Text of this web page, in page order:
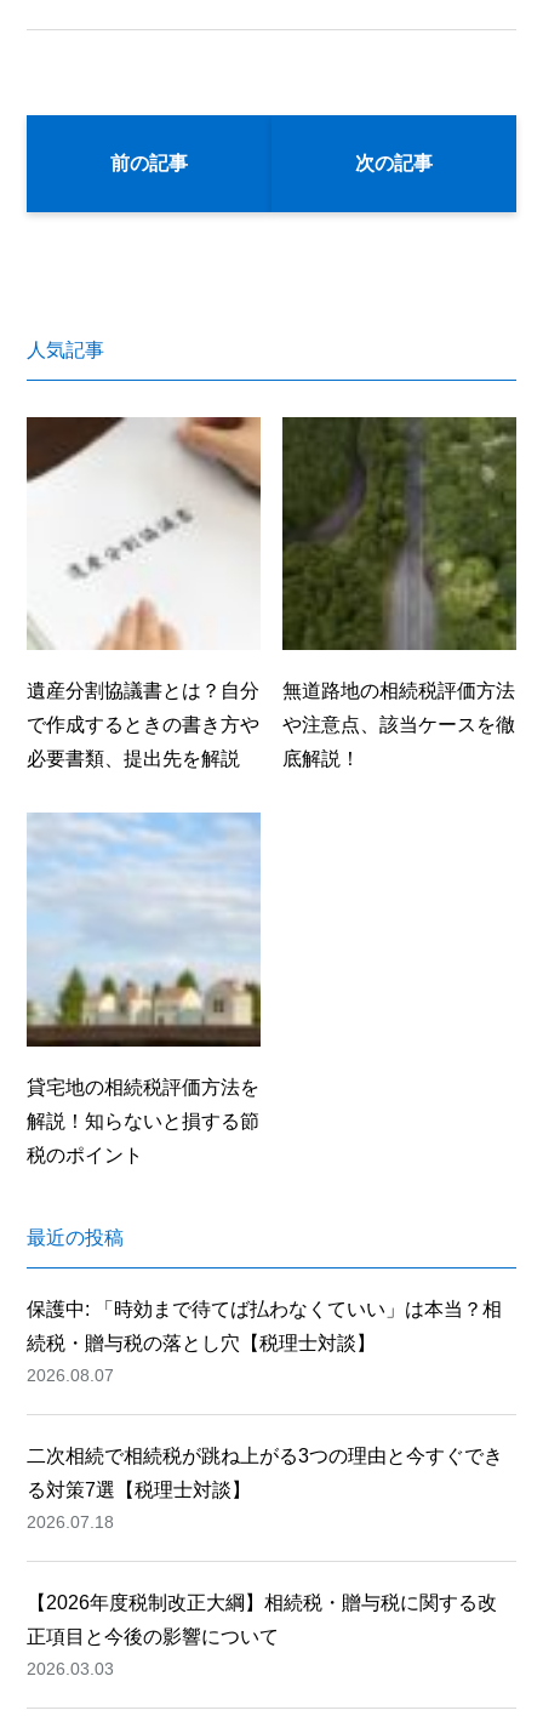
前の記事 次の記事
人気記事
遺産分割協議書とは？自分
で作成するときの書き方や
必要書類、提出先を解説
無道路地の相続税評価方法
や注意点、該当ケースを徹
底解説！
貸宅地の相続税評価方法を
解説！知らないと損する節
税のポイント
最近の投稿
保護中: 「時効まで待てば払わなくていい」は本当？相
続税・贈与税の落とし穴【税理士対談】
2026.08.07
二次相続で相続税が跳ね上がる3つの理由と今すぐでき
る対策7選【税理士対談】
2026.07.18
【2026年度税制改正大綱】相続税・贈与税に関する改
正項目と今後の影響について
2026.03.03